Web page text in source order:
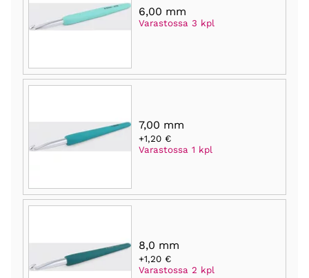
6,00 mm
Varastossa 3 kpl
7,00 mm
+1,20 €
Varastossa 1 kpl
8,0 mm
+1,20 €
Varastossa 2 kpl